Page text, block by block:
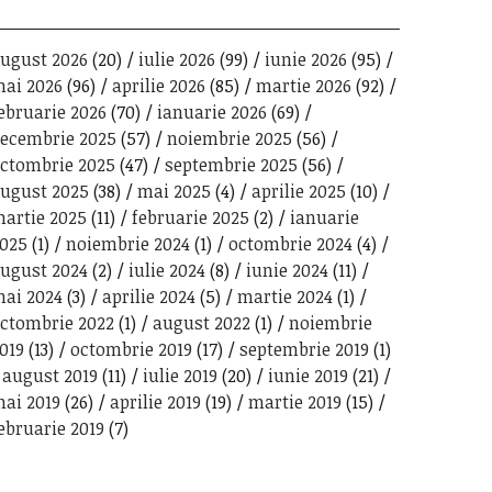
2026 (20) iulie 2026 (99) iunie 2026 (95)
2026 (96) aprilie 2026 (85) martie 2026 (92)
2026 (70) ianuarie 2026 (69)
2025 (57) noiembrie 2025 (56)
2025 (47) septembrie 2025 (56)
2025 (38) mai 2025 (4) aprilie 2025 (10)
2025 (11) februarie 2025 (2)
ianuarie
(1) noiembrie 2024(1) octombrie 2024(4)
2024(2) iulie 2024(8) iunie 2024(11)
2024(3) aprilie 2024(5) martie 2024(1)
2022(1) august 2022(1)
noiembrie
(13) octombrie 2019 (17) septembrie 2019 (1)
august 2019 (11) iulie 2019 (20) iunie 2019 (21)
2019 (26) aprilie 2019 (19) martie 2019 (15)
2019 (7)